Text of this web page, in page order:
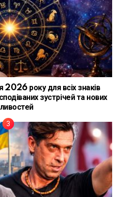
2026 року для всіх знаків
зустрічей та нових